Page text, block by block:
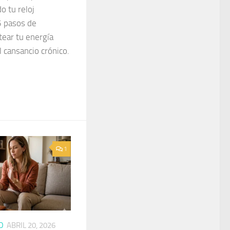
tu reloj
pasos de
tu energía
crónico.
1
ABRIL 20, 2026